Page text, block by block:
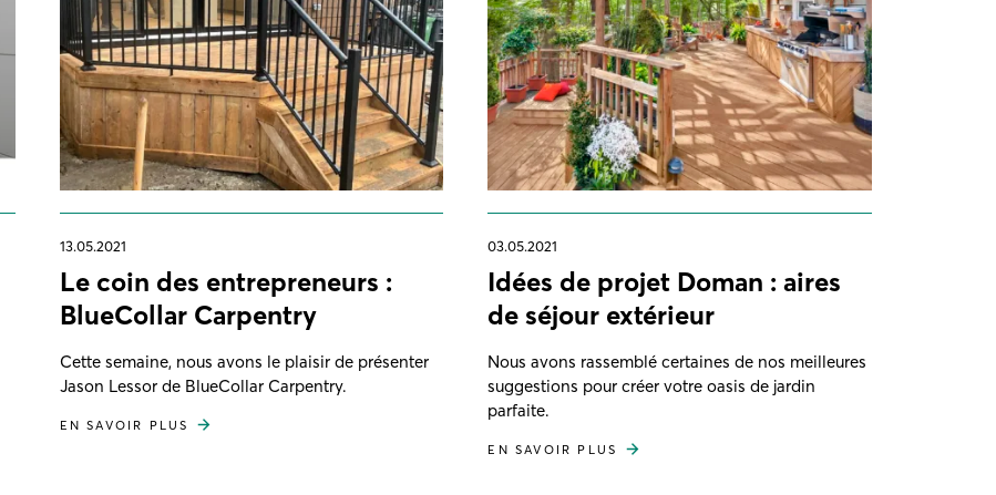
13.05.2021
Le coin des entrepreneurs :
BlueCollar Carpentry
Cette semaine, nous avons le plaisir de présenter
Jason Lessor de BlueCollar Carpentry.
EN SAVOIR PLUS
03.05.2021
Idées de projet Doman : aires
de séjour extérieur
Nous avons rassemblé certaines de nos meilleures
suggestions pour créer votre oasis de jardin
parfaite.
EN SAVOIR PLUS